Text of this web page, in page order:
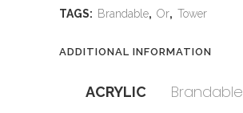
TAGS: Brandable, Or, Tower
ADDITIONAL INFORMATION
ACRYLIC Brandable